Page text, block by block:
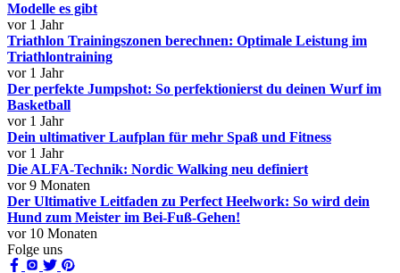
Modelle es gibt
vor 1 Jahr
Triathlon Trainingszonen berechnen: Optimale Leistung im
Triathlontraining
vor 1 Jahr
Der perfekte Jumpshot: So perfektionierst du deinen Wurf im
Basketball
vor 1 Jahr
Dein ultimativer Laufplan für mehr Spaß und Fitness
vor 1 Jahr
Die ALFA-Technik: Nordic Walking neu definiert
vor 9 Monaten
Der Ultimative Leitfaden zu Perfect Heelwork: So wird dein
Hund zum Meister im Bei-Fuß-Gehen!
vor 10 Monaten
Folge uns